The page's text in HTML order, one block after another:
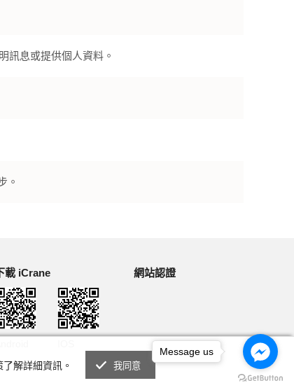
訊息或提供個人資料。
。
載 iCrane 網站認證
解詳細資訊。 我同意
Message us